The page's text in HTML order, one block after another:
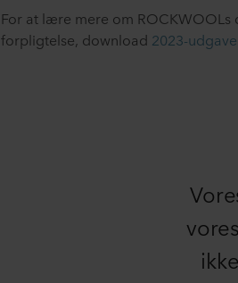
For at lære mere om
forpligtelse, download 2023-